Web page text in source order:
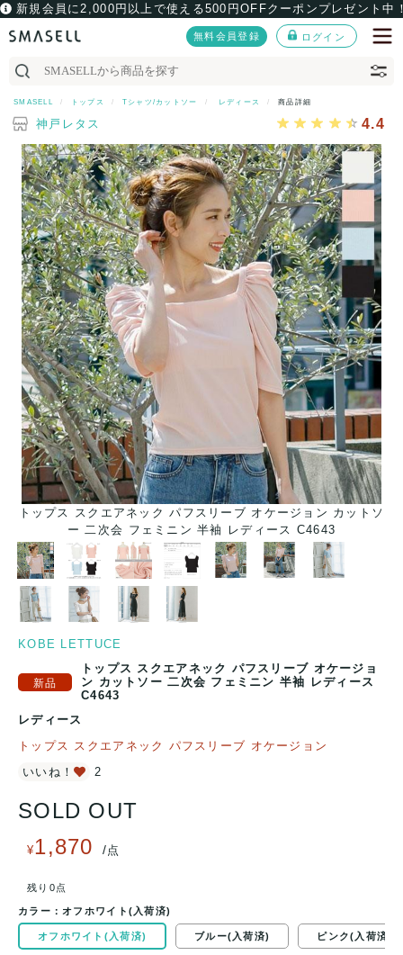
新規会員に2,000円以上で使える500円OFFクーポンプレゼント中
無料会員登録 ログイン
SMASELL トップス Tシャツ/カットソー レディース 商品詳細
神戸レタス 4.4
トップス スクエアネック パフスリーブ オケージョン カットソ
ー 二次会 フェミニン 半袖 レディース C4643
KOBE LETTUCE
トップス スクエアネック パフスリーブ オケージョ
ン カットソー 二次会 フェミニン 半袖 レディース
C4643
レディース
トップス スクエアネック パフスリーブ オケージョン
いいね！
2
SOLD OUT
¥1,870 /点
残り0点
カラー： オフホワイト(入荷済)
オフホワイト(入荷済) ブルー(入荷済) ピンク(入荷済)